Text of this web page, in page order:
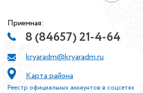
Приемная:
8 (84657) 21-4-64
kryaradm@kryaradm.ru
Карта района
Реестр официальных аккаунтов в соцсетях